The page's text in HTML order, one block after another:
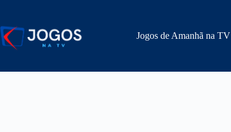
o
conteúdo
Jogos de Amanhã na TV